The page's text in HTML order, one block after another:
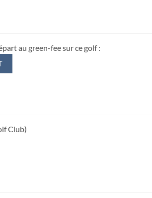
au green-fee sur ce golf :
Club)